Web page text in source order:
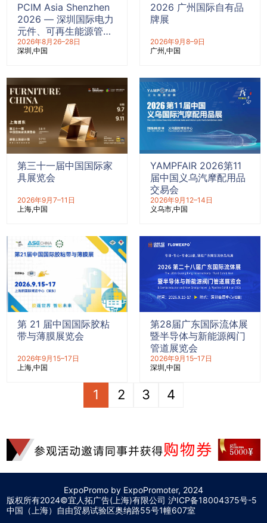
PCIM Asia Shenzhen
2026 — 深圳国际电力
元件、可再生能源管理
展览会暨研讨会
2026年8月26–28日
深圳 中国
2026 广州国际自有品
牌展
2026年9月8–9日
广州 中国
第三十一届中国国际家
具展览会
2026年9月7–11日
上海 中国
YAMPFAIR 2026第11
届中国义乌汽摩配用品
交易会
2026年9月12–14日
义乌市 中国
第 21 届中国国际胶粘
带与薄膜展览会
2026年9月15–17日
上海 中国
第28届广东国际流体展
暨半导体与新能源阀门
管道展览会
2026年9月15–17日
深圳 中国
1 2 3 4
ExpoPromo by ExpoPromoter, 2024
版权所有2024©宜人拓广告(上海)有限公司 沪ICP备18004375号-5
中国（上海）自由贸易试验区奥纳路55号1幢607室